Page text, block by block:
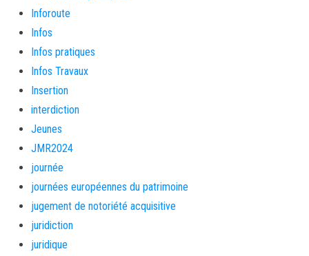
Inforoute
Infos
Infos pratiques
Infos Travaux
Insertion
interdiction
Jeunes
JMR2024
journée
journées européennes du patrimoine
jugement de notoriété acquisitive
juridiction
juridique